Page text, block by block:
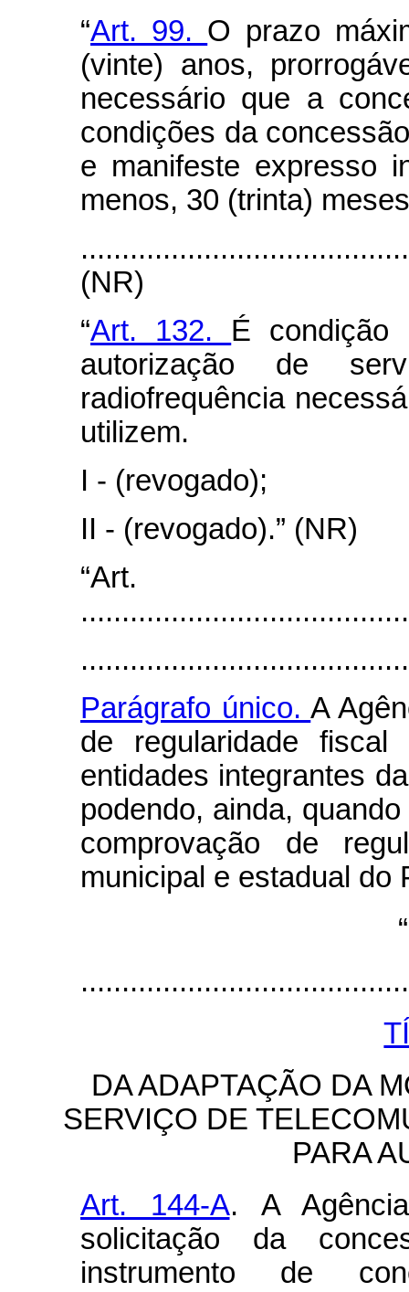
“Art. 99. O prazo
(vinte) anos,
necessário que a
condições da
e manifeste expresso
menos, 30 (trinta)
(NR)
“Art. 132. É condição
autorização de
radiofrequência
utilizem.
I - (revogado);
II - (revogado).” (NR)
Parágrafo único.A
de regularidade fiscal
entidades integrantes
podendo, ainda,
comprovação de
municipal e estadual do
DA ADAPTAÇÃO DA
SERVIÇO DE
PARA
Art. 144-A.
A
solicitação da
instrumento de